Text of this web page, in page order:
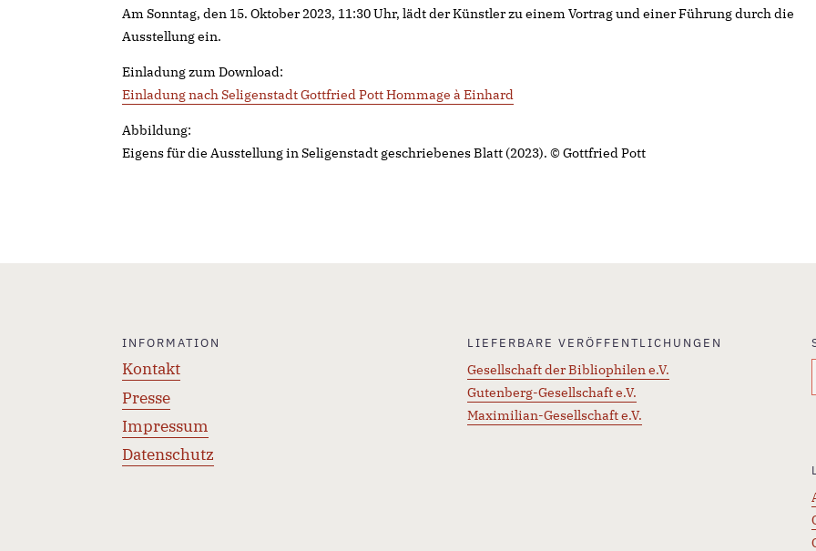
Am Sonntag, den 15. Oktober 2023, 11:30 Uhr, lädt der Künstler zu einem Vortrag und einer Führung durch die
Ausstellung ein.
Einladung zum Download:
Einladung nach Seligenstadt Gottfried Pott Hommage à Einhard
Abbildung:
Eigens für die Ausstellung in Seligenstadt geschriebenes Blatt (2023). © Gottfried Pott
INFORMATION
Kontakt
Presse
Impressum
Datenschutz
LIEFERBARE VERÖFFENTLICHUNGEN
Gesellschaft der Bibliophilen e.V.
Gutenberg-Gesellschaft e.V.
Maximilian-Gesellschaft e.V.